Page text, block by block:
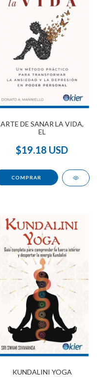
ARTE DE SANAR LA VIDA,
EL
$19.18 USD
KUNDALINI YOGA